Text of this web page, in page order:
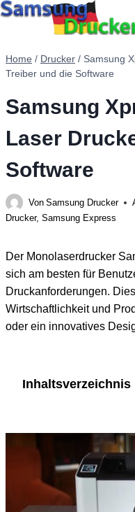
Zum
Home / Drucker / Samsung
Treiber und die Software
Samsung
Laser
Software
Von Samsung Drucker
Drucker, Samsung Express
Der Monolaserdrucker
sich am besten für
Druckanforderungen.
Wirtschaftlichkeit und
oder ein innovatives
Inhaltsverzeichnis